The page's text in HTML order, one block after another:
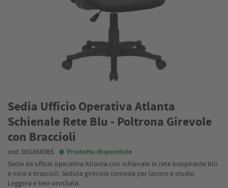
Sedia Ufficio Operativa Atlanta
Schienale Rete Blu - Poltrona Girevole
con Braccioli
cod. 001068365 Prodotto disponibile
Sedia da ufficio operativa Atlanta con schienale in rete traspirante blu
e nera e braccioli. Seduta girevole comoda per lavoro e studio.
Leggera e ben ventilata.